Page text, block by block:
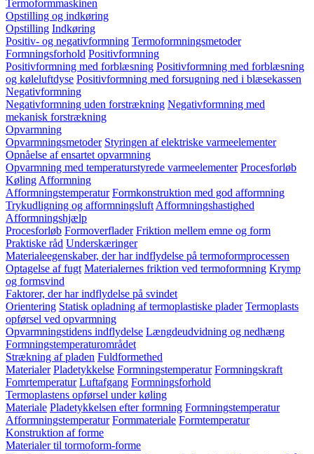
Termoformmaskinen
Opstilling og indkøring
Opstilling Indkøring
Positiv- og negativformning Termoformningsmetoder
Formningsforhold Positivformning
Positivformning med forblæsning Positivformning med forblæsning
og køleluftdyse Positivformning med forsugning ned i blæsekassen
Negativformning
Negativformning uden forstrækning Negativformning med
mekanisk forstrækning
Opvarmning
Opvarmningsmetoder Styringen af elektriske varmeelementer
Opnåelse af ensartet opvarmning
Opvarmning med temperaturstyrede varmeelementer Procesforløb
Køling Afformning
Afformningstemperatur Formkonstruktion med god afformning
Trykudligning og afformningsluft Afformningshastighed
Afformningshjælp
Procesforløb Formoverflader Friktion mellem emne og form
Praktiske råd Underskæringer
Materialeegenskaber, der har indflydelse på termoformprocessen
Optagelse af fugt Materialernes friktion ved termoformning Krymp
og formsvind
Faktorer, der har indflydelse på svindet
Orientering Statisk opladning af termoplastiske plader Termoplasts
opførsel ved opvarmning
Opvarmningstidens indflydelse Længdeudvidning og nedhæng
Formningstemperaturområdet
Strækning af pladen Fuldformethed
Materialer Pladetykkelse Formningstemperatur Formningskraft
Fomrtemperatur Luftafgang Formningsforhold
Termoplastens opførsel under køling
Materiale Pladetykkelsen efter formning Formningstemperatur
Afformningstemperatur Formmateriale Formtemperatur
Konstruktion af forme
Materialer til tormoform-forme